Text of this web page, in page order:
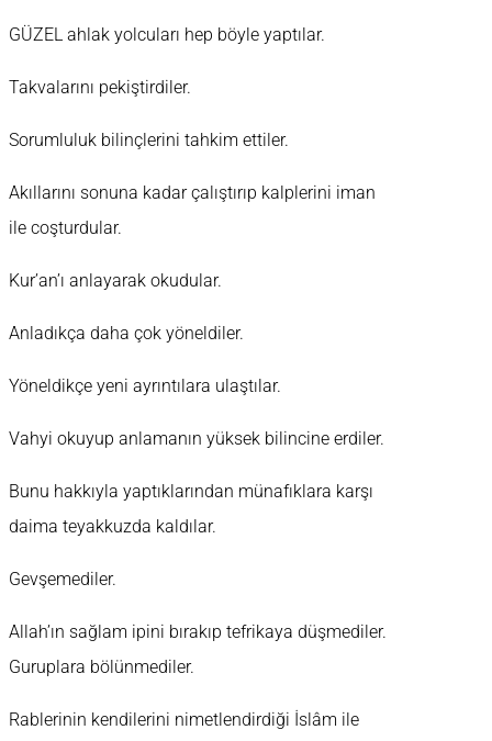
GÜZEL ahlak yolcuları hep böyle yaptılar.
Takvalarını pekiştirdiler.
Sorumluluk bilinçlerini tahkim ettiler.
Akıllarını sonuna kadar çalıştırıp kalplerini iman
ile coşturdular.
Kur’an’ı anlayarak okudular.
Anladıkça daha çok yöneldiler.
Yöneldikçe yeni ayrıntılara ulaştılar.
Vahyi okuyup anlamanın yüksek bilincine erdiler.
Bunu hakkıyla yaptıklarından münafıklara karşı
daima teyakkuzda kaldılar.
Gevşemediler.
Allah’ın sağlam ipini bırakıp tefrikaya düşmediler.
Guruplara bölünmediler.
Rablerinin kendilerini nimetlendirdiği İslâm ile